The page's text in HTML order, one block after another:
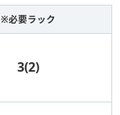
※必要ラック
3(2)